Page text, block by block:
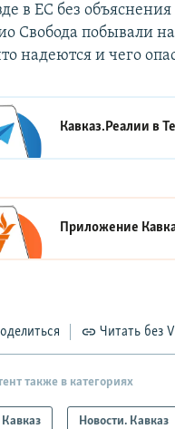
в ЕС без
Свобода побывали
надеются и чего
Кавказ.Реалии в
Приложение
Читать без
также в категориях
Новости. Кавказ